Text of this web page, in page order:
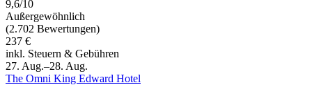
9,6/10
Außergewöhnlich
(2.702 Bewertungen)
237 €
inkl. Steuern & Gebühren
27. Aug.–28. Aug.
The Omni King Edward Hotel